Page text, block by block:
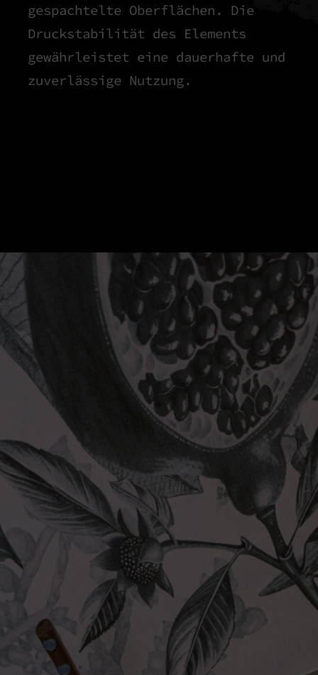
gespachtelte Oberflächen. Die
Druckstabilität des Elements
gewährleistet eine dauerhafte und
zuverlässige Nutzung.